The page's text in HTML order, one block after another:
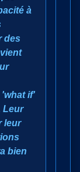
à
des
if'
Leur
leur
bien